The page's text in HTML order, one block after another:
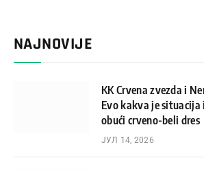
NAJNOVIJE
KK Crvena zvezda i
Evo kakva je situacija
obući crveno-beli dres
ЈУЛ 14, 2026